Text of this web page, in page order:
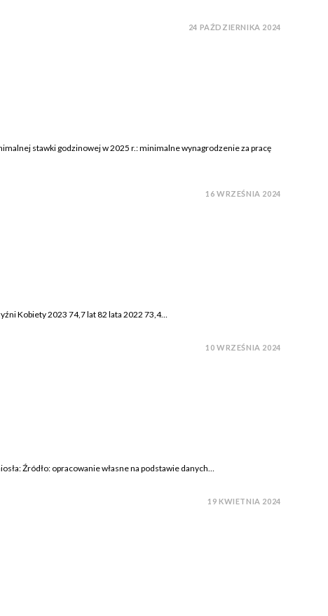
24 PAŹDZIERNIKA 2024
stawki godzinowej w 2025 r.: minimalne wynagrodzenie za pracę
16 WRZEŚNIA 2024
Kobiety 2023 74,7 lat 82 lata 2022 73,4…
10 WRZEŚNIA 2024
Źródło: opracowanie własne na podstawie danych…
19 KWIETNIA 2024